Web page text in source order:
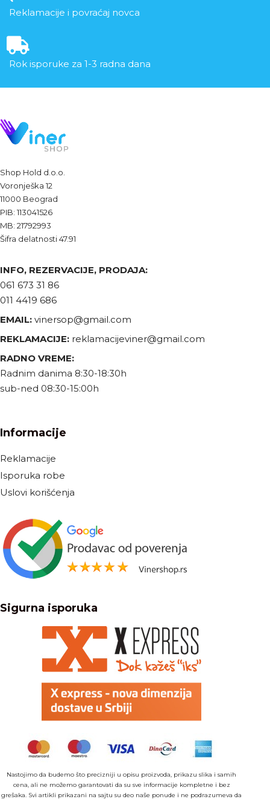
Reklamacije i povraćaj novca
Rok isporuke za 1-3 radna dana
Shop Hold d.o.o.
Voronješka 12
11000 Beograd
PIB: 113041526
MB: 21792993
Šifra delatnosti 47.91
INFO, REZERVACIJE, PRODAJA:
061 673 31 86
011 4419 686
EMAIL: vinersop@gmail.com
REKLAMACIJE: reklamacijeviner@gmail.com
RADNO VREME:
Radnim danima 8:30-18:30h
sub-ned 08:30-15:00h
Informacije
Reklamacije
Isporuka robe
Uslovi korišćenja
Sigurna isporuka
Nastojimo da budemo što precizniji u opisu proizvoda, prikazu slika i samih
cena, ali ne možemo garantovati da su sve informacije kompletne i bez
grešaka. Svi artikli prikazani na sajtu su deo naše ponude i ne podrazumeva da